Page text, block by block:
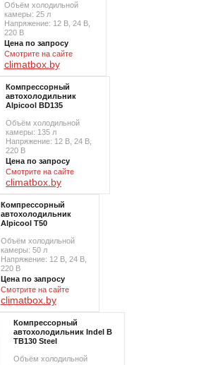
Объём холодильной
камеры: 25 л
Напряжение: 12 В, 24 В,
220 В
Цена по запросу
Смотрите на сайте
climatbox.by
Компрессорный
автохолодильник
Alpicool BD135
Объём холодильной
камеры: 135 л
Напряжение: 12 В, 24 В,
220 В
Цена по запросу
Смотрите на сайте
climatbox.by
Компрессорный
автохолодильник
Alpicool T50
Объём холодильной
камеры: 50 л
Напряжение: 12 В, 24 В,
220 В
Цена по запросу
Смотрите на сайте
climatbox.by
Компрессорный
автохолодильник Indel B
TB130 Steel
Объём холодильной